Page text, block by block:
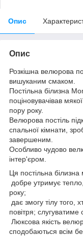
Опис
Опис
Розкішна велюрова
вишуканим смаком.
Постільна білизна
поціновувачівав
пору року.
Велюрова постіль
спальної кімнати,
завершеним.
Особливо чудово
інтер'єром.
Ця постільна
добре утримує
року;
дає змогу тілу того,
повітря;
Люксова якість
сподобаються всім